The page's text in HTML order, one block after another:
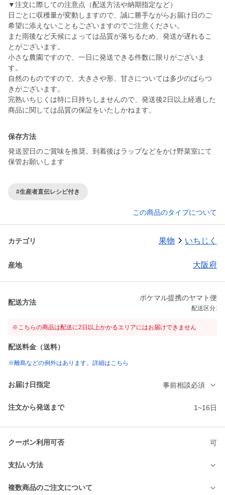
▼注文に際しての注意点（配送方法や納期指定など）
日ごとに収穫量が変動しますので、誠に勝手ながらお届け日のご
希望に添えないこともございますのでご注意ください。
また雨後など天候によっては品質が落ちるため、発送が遅れるこ
とがございます。
小さな農園ですので、一日に発送できる件数に限りがございま
す。
自然のものですので、大きさや形、甘さについては多少のばらつ
きがございます。
完熟いちじくは特に日持ちしませんので、発送後2日以上経過した
商品に関しては品質の保証をいたしかねます。
保存方法
発送翌日のご賞味を推奨。到着後はラップなどをかけ野菜室にて
保管お願いします
#生産者直伝レシピ付き
この商品のタイプについて
カテゴリ 果物 いちじく
産地 大阪府
配送方法
ポケマル提携のヤマト便
配送区分:
※こちらの商品は配送に2日以上かかるエリアにはお届けできません
配送料金（送料）
※離島などの例外はあります。詳細はこちら
お届け日指定 事前相談必須
注文から発送まで 1~16日
クーポン利用可否 可
支払い方法
複数商品のご注文について